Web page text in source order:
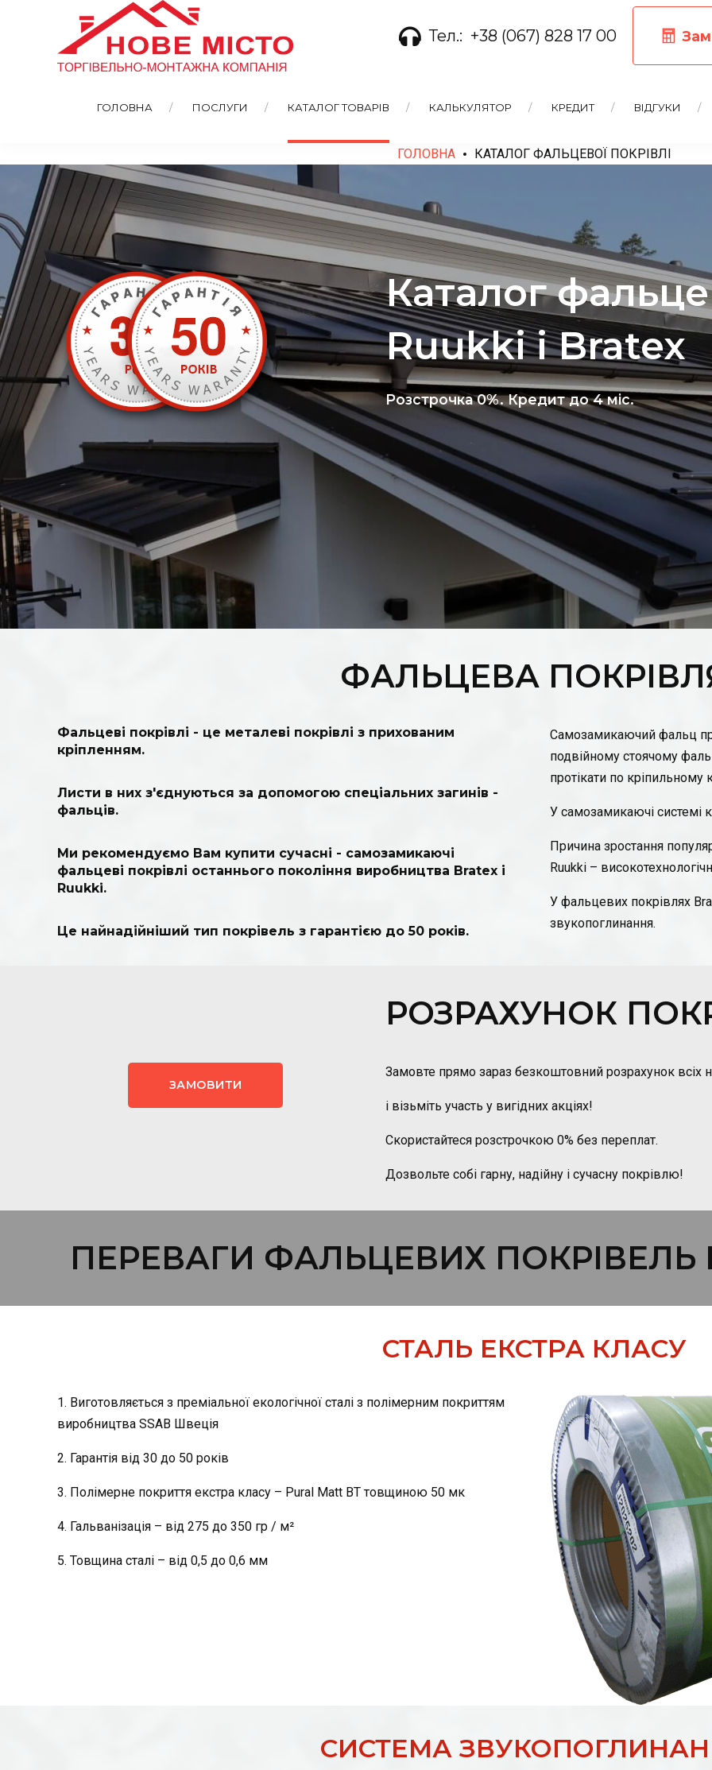
Тел.: +38 (067) 828 17 00
ГОЛОВНА ПОСЛУГИ КАТАЛОГ ТОВАРІВ КАЛЬКУЛЯТОР КРЕДИТ ВІДГУКИ
ГОЛОВНА КАТАЛОГ ФАЛЬЦЕВОЇ ПОКРІВЛІ
Каталог
Ruukki і Bratex
Розстрочка 0%. Кредит до 4 міс.
ФАЛЬЦЕВА
Фальцеві покрівлі - це металеві покрівлі з прихованим
кріпленням.
Листи в них з'єднуються за допомогою спеціальних загинів -
фальців.
Ми рекомендуємо Вам купити сучасні - самозамикаючі
фальцеві покрівлі останнього покоління виробництва Bratex і
Ruukki.
Це найнадійніший тип покрівель з гарантією до 50 років.
Самозамикаючий фальц
подвійному стоячому
протікати по кріпильному
У самозамикаючі системі
Причина зростання
Ruukki –
У фальцевих покрівлях
звукопоглинання.
ЗАМОВИТИ
РОЗРАХУНОК
Замовте прямо зараз безкоштовний розрахунок всіх
і візьміть участь у вигідних акціях!
Скористайтеся розстрочкою 0% без переплат.
Дозвольте собі гарну, надійну і сучасну покрівлю!
ПЕРЕВАГИ ФАЛЬЦЕВИХ ПОКРІВЕЛЬ
СТАЛЬ ЕКСТРА КЛАСУ
1. Виготовляється з преміальної екологічної сталі з полімерним покриттям
виробництва SSAB Швеція
2. Гарантія від 30 до 50 років
3. Полімерне покриття екстра класу – Pural Matt ВТ товщиною 50 мк
4. Гальванізація – від 275 до 350 гр / м²
5. Товщина сталі – від 0,5 до 0,6 мм
СИСТЕМА